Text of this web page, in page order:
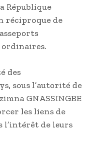
République
réciproque de
ordinaires.
des
sous l’autorité de
GNASSINGBE
les liens de
l’intérêt de leurs